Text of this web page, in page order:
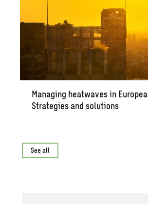
Man­ag­ing heat­waves in
Strate­gies and so­lu­tions
See all